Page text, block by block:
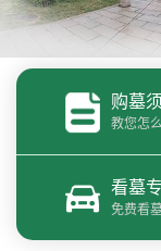
购墓
教您怎
看墓
免费看